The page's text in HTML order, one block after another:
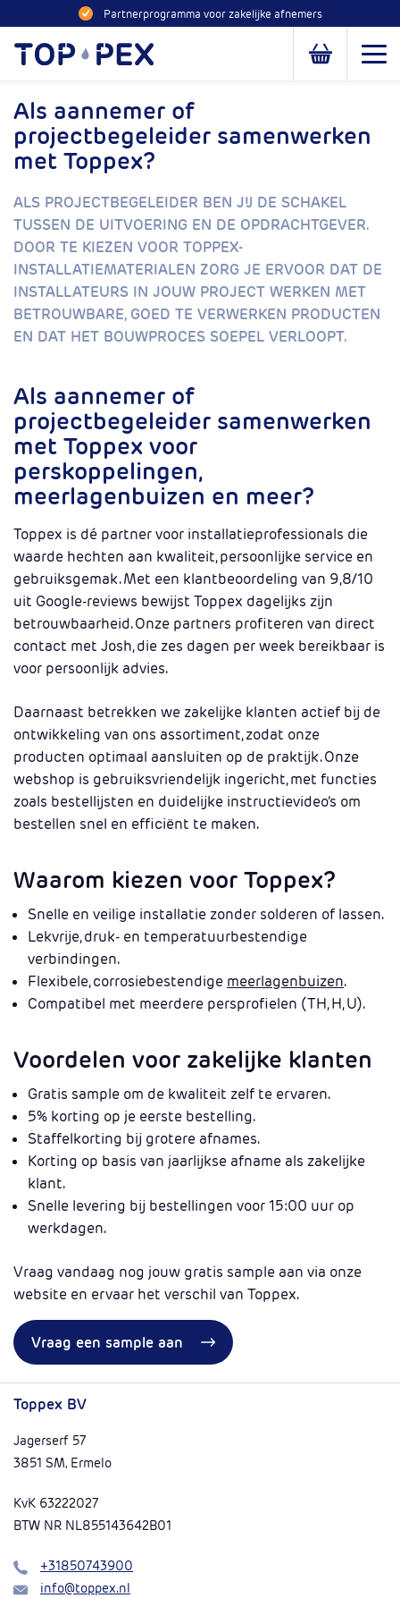
Naar inhoud Partnerprogramma voor zakelijke afnemers
Toppex
Open of
Als aannemer of
projectbegeleider samenwerken
met Toppex?
ALS PROJECTBEGELEIDER BEN JIJ DE SCHAKEL
TUSSEN DE UITVOERING EN DE OPDRACHTGEVER.
DOOR TE KIEZEN VOOR TOPPEX-
INSTALLATIEMATERIALEN ZORG JE ERVOOR DAT DE
INSTALLATEURS IN JOUW PROJECT WERKEN MET
BETROUWBARE, GOED TE VERWERKEN PRODUCTEN
EN DAT HET BOUWPROCES SOEPEL VERLOOPT.
Als aannemer of
projectbegeleider samenwerken
met Toppex voor
perskoppelingen,
meerlagenbuizen en meer?
Toppex is dé partner voor installatieprofessionals die
waarde hechten aan kwaliteit, persoonlijke service en
gebruiksgemak. Met een klantbeoordeling van 9,8/10
uit Google-reviews bewijst Toppex dagelijks zijn
betrouwbaarheid. Onze partners profiteren van direct
contact met Josh, die zes dagen per week bereikbaar is
voor persoonlijk advies.
Daarnaast betrekken we zakelijke klanten actief bij de
ontwikkeling van ons assortiment, zodat onze
producten optimaal aansluiten op de praktijk. Onze
webshop is gebruiksvriendelijk ingericht, met functies
zoals bestellijsten en duidelijke instructievideo’s om
bestellen snel en efficiënt te maken.
Waarom kiezen voor Toppex?
Snelle en veilige installatie zonder solderen of lassen.
Lekvrije, druk- en temperatuurbestendige
verbindingen.
Flexibele, corrosiebestendige meerlagenbuizen.
Compatibel met meerdere persprofielen (TH, H, U).
Voordelen voor zakelijke klanten
Gratis sample om de kwaliteit zelf te ervaren.
5% korting op je eerste bestelling.
Staffelkorting bij grotere afnames.
Korting op basis van jaarlijkse afname als zakelijke
klant.
Snelle levering bij bestellingen voor 15:00 uur op
werkdagen.
Vraag vandaag nog jouw gratis sample aan via onze
website en ervaar het verschil van Toppex.
Vraag een sample aan
Toppex BV
Jagerserf 57
3851 SM, Ermelo
KvK 63222027
BTW NR NL855143642B01
Bel
+31850743900
Mail
info@toppex.nl